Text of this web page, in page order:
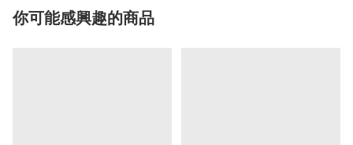
你可能感興趣的商品